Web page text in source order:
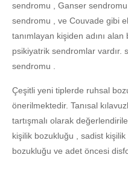
sendromu , Ganser
sendromu , ve Couvade gibi
tanımlayan kişiden adını
psikiyatrik sendromlar vardır.
sendromu .
Çeşitli yeni tiplerde ruhsal
önerilmektedir. Tanısal
tartışmalı olarak
kişilik bozukluğu , sadist
bozukluğu ve adet öncesi